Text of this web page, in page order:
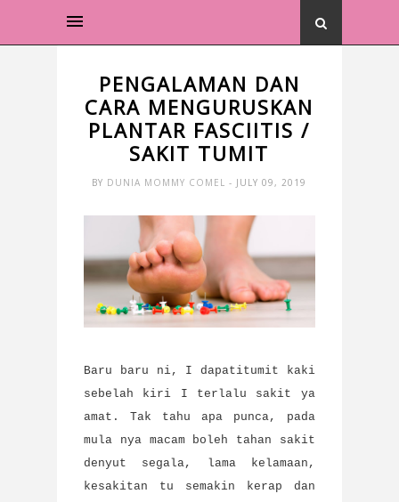
PENGALAMAN DAN
CARA MENGURUSKAN
PLANTAR FASCIITIS /
SAKIT TUMIT
BY DUNIA MOMMY COMEL- JULY 09, 2019
Baru baru ni, I dapatitumit kaki
sebelah kiri I terlalu sakit ya
amat. Tak tahu apa punca, pada
mula nya macam boleh tahan sakit
denyut segala, lama kelamaan,
kesakitan tu semakin kerap dan